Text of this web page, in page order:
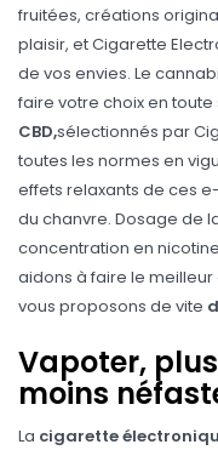
fruitées, créations
plaisir, et Cigarette
de vos envies. Le
faire votre choix en
CBD,sélectionnés par
toutes les normes en
effets relaxants de ces
du chanvre. Dosage de
concentration en
aidons à faire le meilleur
vous proposons de vite
Vapoter,
moins
La cigarette